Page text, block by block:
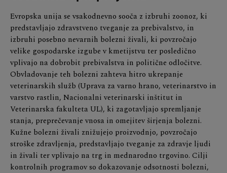
Evropska unija se vsakodnevno sooča z izbruhi zoonoz, ki
predstavljajo zdravstveno tveganje za prebivalstvo, in
izbruhi posebno nevarnih bolezni živali, ki povzročajo
velike gospodarske izgube v kmetijstvu ter posledično
vplivajo na dobrobit prebivalstva in politične odločitve.
Obvladovanje teh bolezni zahteva hitro ukrepanje
veterinarskih služb (Uprava za varno hrano, veterinarstvo in
varstvo rastlin, Nacionalni veterinarski inštitut in
Veterinarska fakulteta UL), ki zagotavljajo spremljanje
stanja, preprečevanje vnosa in omejitev širjenja bolezni.
Kužne bolezni živali znižujejo proizvodnjo, povzročajo
stroške zdravljenja, predstavljajo tveganje za zdravje ljudi
in živali ter vplivajo na trg in mednarodno trgovino. Cilji
kontrolnih programov so dokazovanje odsotnosti bolezni,